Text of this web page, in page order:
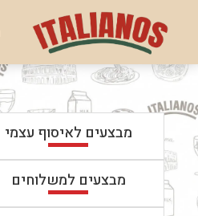
המרכזי
מעבר
לתפריט
הקטגוריות
מעבר
המוצר
מבצעים לאיסוף עצמי
מבצעים למשלוחים